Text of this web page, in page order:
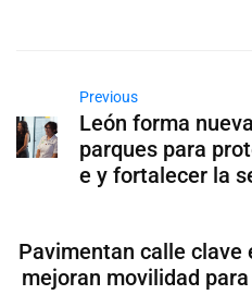
Previous
León forma
parques para
e y fortalecer la
Pavimentan calle clave
mejoran movilidad